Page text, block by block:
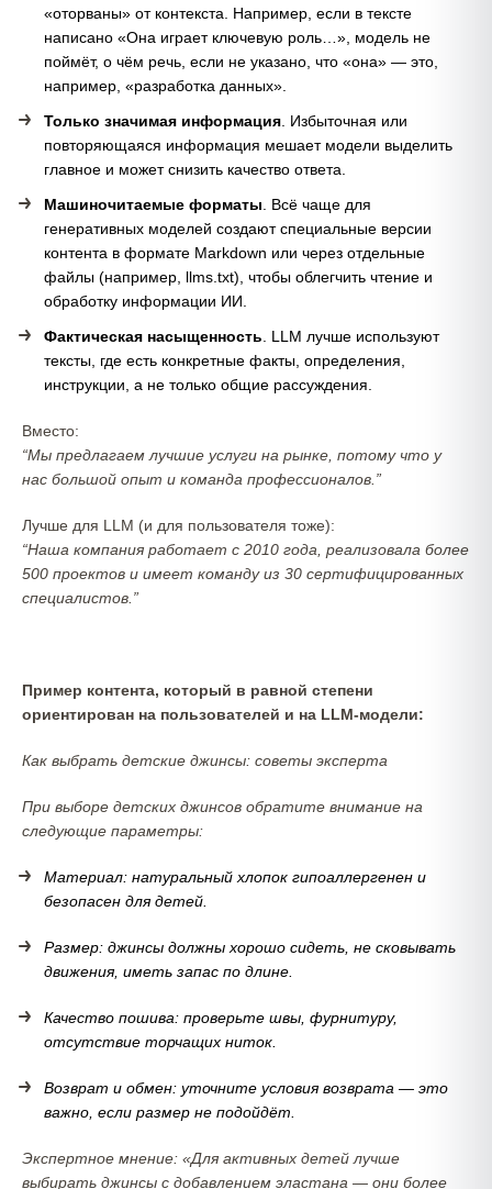
«оторваны» от контекста. Например, если в тексте
написано «Она играет ключевую роль…», модель не
поймёт, о чём речь, если не указано, что «она» — это,
например, «разработка данных».
Только значимая информация . Избыточная или
повторяющаяся информация мешает модели выделить
главное и может снизить качество ответа.
Машиночитаемые форматы . Всё чаще для
генеративных моделей создают специальные версии
контента в формате Markdown или через отдельные
файлы (например, llms.txt), чтобы облегчить чтение и
обработку информации ИИ.
Фактическая насыщенность . LLM лучше используют
тексты, где есть конкретные факты, определения,
инструкции, а не только общие рассуждения.
Вместо:
“Мы предлагаем лучшие услуги на рынке, потому что у
нас большой опыт и команда профессионалов.”
Лучше для LLM (и для пользователя тоже):
“Наша компания работает с 2010 года, реализовала более
500 проектов и имеет команду из 30 сертифицированных
специалистов.”
Пример контента, который в равной степени
ориентирован на пользователей и на LLM-модели:
Как выбрать детские джинсы: советы эксперта
При выборе детских джинсов обратите внимание на
следующие параметры:
Материал: натуральный хлопок гипоаллергенен и
безопасен для детей.
Размер: джинсы должны хорошо сидеть, не сковывать
движения, иметь запас по длине.
Качество пошива: проверьте швы, фурнитуру,
отсутствие торчащих ниток.
Возврат и обмен: уточните условия возврата — это
важно, если размер не подойдёт.
Экспертное мнение: «Для активных детей лучше
выбирать джинсы с добавлением эластана — они более